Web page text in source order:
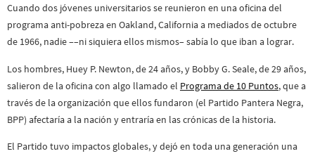
Cuando dos jóvenes universitarios se reunieron en una oficina del
programa anti-pobreza en Oakland, California a mediados de octubre
de 1966, nadie ––ni siquiera ellos mismos– sabía lo que iban a lograr.
Los hombres, Huey P. Newton, de 24 años, y Bobby G. Seale, de 29 años,
salieron de la oficina con algo llamado el Programa de 10 Puntos, que a
través de la organización que ellos fundaron (el Partido Pantera Negra,
BPP) afectaría a la nación y entraría en las crónicas de la historia.
El Partido tuvo impactos globales, y dejó en toda una generación una